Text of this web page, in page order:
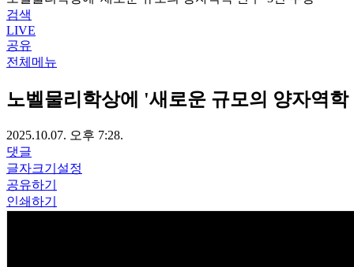
검색
LIVE
공유
전체메뉴
노벨물리학상에 '새로운 규모의 양자역
2025.10.07. 오후 7:28.
댓글
글자크기설정
공유하기
인쇄하기